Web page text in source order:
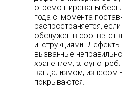
отремонтированы
года с момента
распространяется,
обслужен в
инструкциями.
вызванные
хранением,
вандализмом, износом -
покрываются.